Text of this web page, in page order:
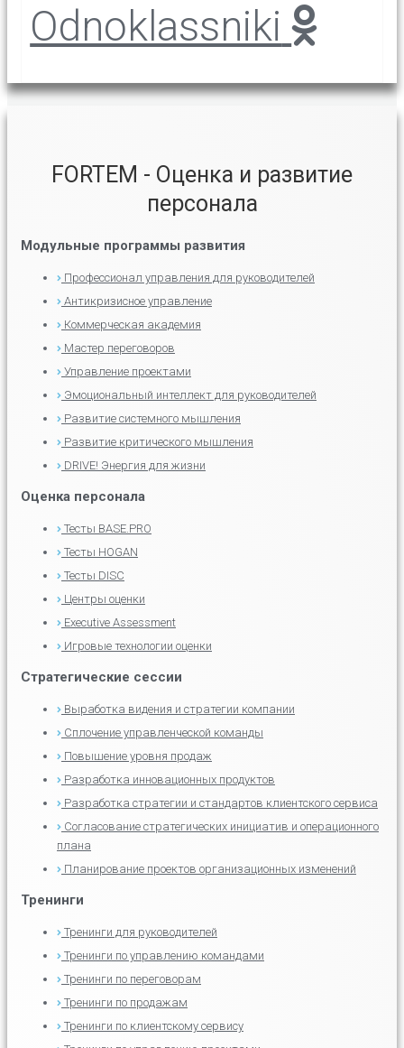
Odnoklassniki
FORTEM - Оценка и развитие
персонала
Модульные программы развития
Профессионал управления для руководителей
Антикризисное управление
Коммерческая академия
Мастер переговоров
Управление проектами
Эмоциональный интеллект для руководителей
Развитие системного мышления
Развитие критического мышления
DRIVE! Энергия для жизни
Оценка персонала
Тесты BASE.PRO
Тесты HOGAN
Тесты DISC
Центры оценки
Executive Assessment
Игровые технологии оценки
Стратегические сессии
Выработка видения и стратегии компании
Сплочение управленческой команды
Повышение уровня продаж
Разработка инновационных продуктов
Разработка стратегии и стандартов клиентского сервиса
Согласование стратегических инициатив и операционного
плана
Планирование проектов организационных изменений
Тренинги
Тренинги для руководителей
Тренинги по управлению командами
Тренинги по переговорам
Тренинги по продажам
Тренинги по клиентскому сервису